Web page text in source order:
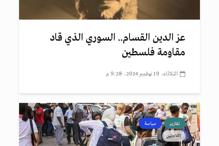
عز الدين القسام.. السوري الذي قاد
مقاومة فلسطين
الثلاثاء، 19 نوفمبر 2024، 9:28 م
تقارير سياسة
اللاجئين